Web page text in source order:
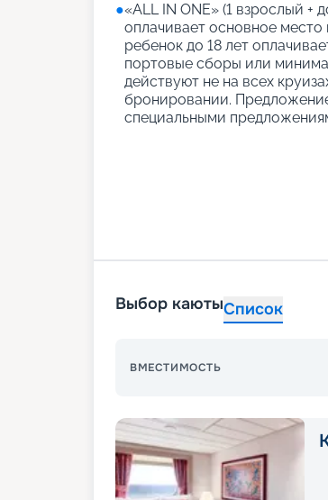
●«АLL IN ONE» (1 взрослый +
оплачивает основное
ребенок до 18 лет
портовые сборы или
действуют не на всех
бронировании.
специальными
Выбор каютыСписок
ВМЕСТИМОСТЬ